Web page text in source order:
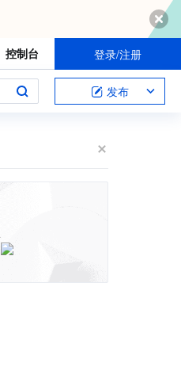
控制台 登录/注册
发布